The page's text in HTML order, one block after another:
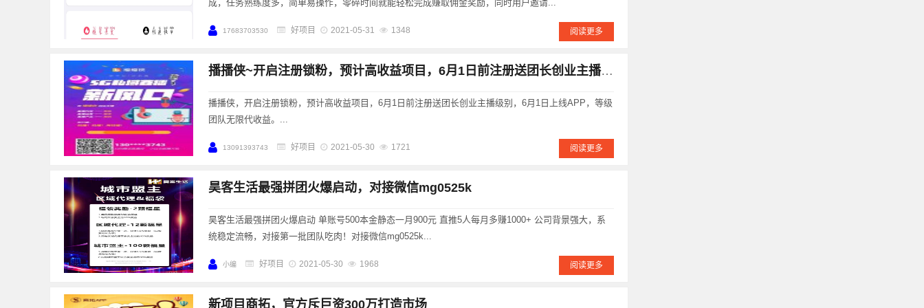
成，任务熟练度多，简单易操作，零碎时间就能轻松完成赚取佣金奖励，同时用户邀请...
17683703530 好项目 2021-05-31 1348 阅读更多
播播侠~开启注册锁粉，预计高收益项目，6月1日前注册送团长创业主播级别，6月1日上线APP，等级团队无限代收益。
播播侠，开启注册锁粉，预计高收益项目，6月1日前注册送团长创业主播级别，6月1日上线APP，等级
团队无限代收益。...
13091393743 好项目 2021-05-30 1721 阅读更多
昊客生活最强拼团火爆启动，对接微信mg0525k
昊客生活最强拼团火爆启动 单账号500本金静态一月900元 直推5人每月多赚1000+ 公司背景强大，系
统稳定流畅，对接第一批团队吃肉！对接微信mg0525k...
小编 好项目 2021-05-30 1968 阅读更多
新项目商拓，官方斥巨资300万打造市场